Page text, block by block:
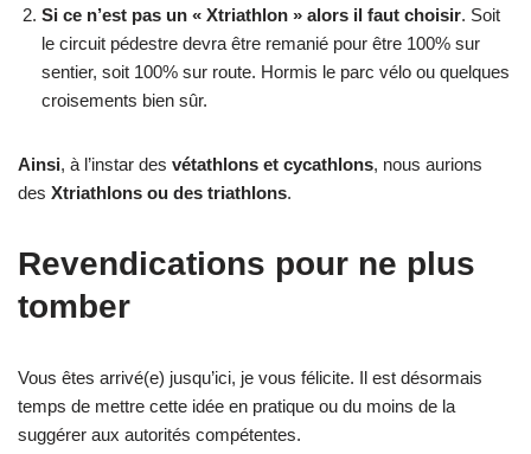
Si ce n’est pas un « Xtriathlon » alors il faut choisir. Soit
le circuit pédestre devra être remanié pour être 100% sur
sentier, soit 100% sur route. Hormis le parc vélo ou quelques
croisements bien sûr.
Ainsi, à l’instar des vétathlons et cycathlons, nous aurions
des Xtriathlons ou des triathlons.
Revendications pour ne plus
tomber
Vous êtes arrivé(e) jusqu’ici, je vous félicite. Il est désormais
temps de mettre cette idée en pratique ou du moins de la
suggérer aux autorités compétentes.